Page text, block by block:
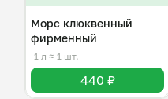
Морс клюквенный
фирменный
1 л ≈ 1 шт.
440 ₽